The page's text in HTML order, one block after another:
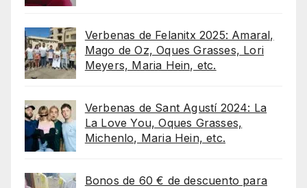
Verbenas de Felanitx 2025: Amaral,
Mago de Oz, Oques Grasses, Lori
Meyers, Maria Hein, etc.
Verbenas de Sant Agustí 2024: La
La Love You, Oques Grasses,
Michenlo, Maria Hein, etc.
Bonos de 60 € de descuento para